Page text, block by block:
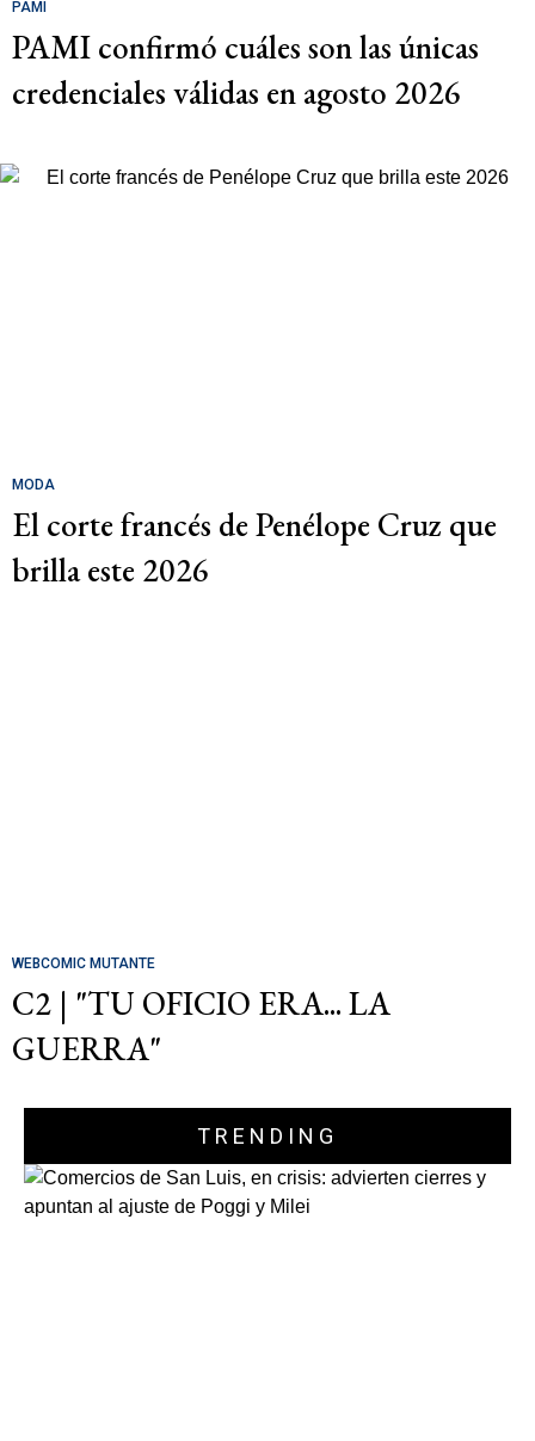
PAMI
PAMI confirmó cuáles son las únicas
credenciales válidas en agosto 2026
MODA
El corte francés de Penélope Cruz que
brilla este 2026
WEBCOMIC MUTANTE
C2 | "TU OFICIO ERA... LA
GUERRA"
TRENDING